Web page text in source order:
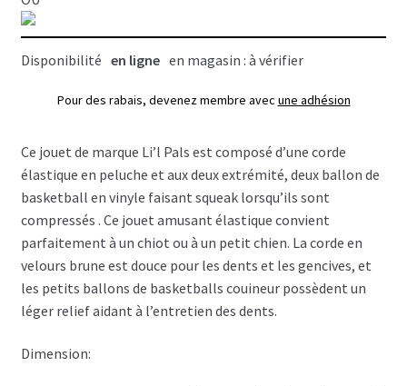
chien,
Li'l
Pals
Disponibilité en ligne en magasin : à vérifier
Pour des rabais, devenez membre avec une adhésion
Ce jouet de marque Li’l Pals est composé d’une corde
élastique en peluche et aux deux extrémité, deux ballon de
basketball en vinyle faisant squeak lorsqu’ils sont
compressés . Ce jouet amusant élastique convient
parfaitement à un chiot ou à un petit chien. La corde en
velours brune est douce pour les dents et les gencives, et
les petits ballons de basketballs couineur possèdent un
léger relief aidant à l’entretien des dents.
Dimension: